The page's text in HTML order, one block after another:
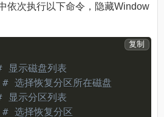
依次执行以下命令，隐藏Window
显示磁盘列表
# 选择恢复分区所在磁盘
显示分区列表
# 选择恢复分区
复制